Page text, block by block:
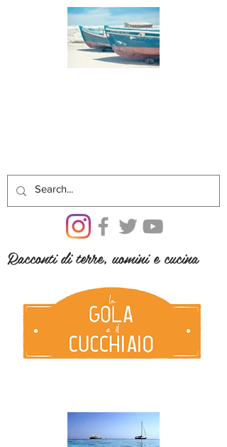
Racconti di terre, uomini e cucina